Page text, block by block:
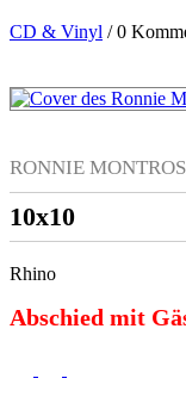
CD & Vinyl /0
RONNIE
10x10
Rhino
Abschied mit